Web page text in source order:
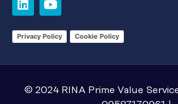
Privacy Policy Cookie Policy
© 2024 RINA Prime Value